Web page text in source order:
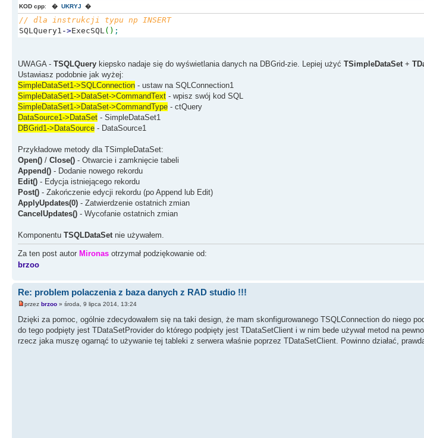
KOD cpp: � UKRYJ �
// dla instrukcji typu np INSERT
SQLQuery1 ->ExecSQL( ) ;
UWAGA - TSQLQuery kiepsko nadaje się do wyświetlania danych na DBGrid-zie. Lepiej użyć TSimpleDataSet+
Ustawiasz podobnie jak wyżej:
SimpleDataSet1->SQLConnection - ustaw na SQLConnection1
SimpleDataSet1->DataSet->CommandText - wpisz swój kod SQL
SimpleDataSet1->DataSet->CommandType - ctQuery
DataSource1->DataSet - SimpleDataSet1
DBGrid1->DataSource - DataSource1
Przykładowe metody dla TSimpleDataSet:
Open() / Close() - Otwarcie i zamknięcie tabeli
Append() - Dodanie nowego rekordu
Edit() - Edycja istniejącego rekordu
Post() - Zakończenie edycji rekordu (po Append lub Edit)
ApplyUpdates(0) - Zatwierdzenie ostatnich zmian
CancelUpdates() - Wycofanie ostatnich zmian
Komponentu TSQLDataSetnie używałem.
Za ten post autor Mironas otrzymał podziękowanie od:
brzoo
Re: problem polaczenia z baza danych z RAD studio !!!
przez brzoo » środa, 9 lipca 2014, 13:24
Dzięki za pomoc, ogólnie zdecydowałem się na taki design, że mam skonfigurowanego TSQLConnection do niego
do tego podpięty jest TDataSetProvider do którego podpięty jest TDataSetClient i w nim bede używał metod na
rzecz jaka muszę ogarnąć to używanie tej tableki z serwera właśnie poprzez TDataSetClient. Powinno działać,